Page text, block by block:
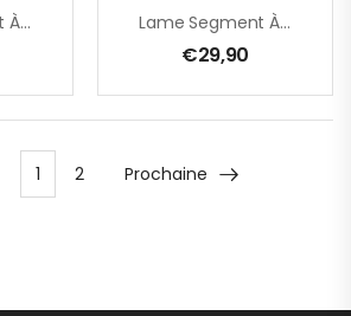
Lame Segment À Concrétion Carbure Pour Coupes Fines TMA071 Lame Segment À Concrétion Carbure TMA069
€29,90
1 2 Prochaine